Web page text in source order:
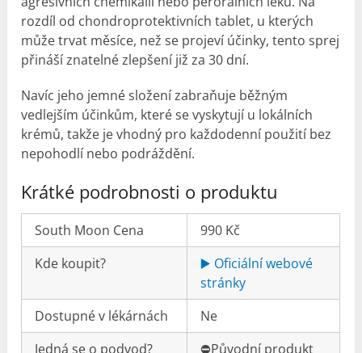
rozdíl od chondroprotektivních tablet, u kterých
může trvat měsíce, než se projeví účinky, tento sprej
přináší znatelné zlepšení již za 30 dní.
Navíc jeho jemné složení zabraňuje běžným
vedlejším účinkům, které se vyskytují u lokálních
krémů, takže je vhodný pro každodenní použití bez
nepohodlí nebo podráždění.
Krátké podrobnosti o produktu
South Moon Cena
990 Kč
Kde koupit?
▶️ Oficiální webové
stránky
Dostupné v lékárnách
Ne
Jedná se o podvod?
⛔️Původní produkt